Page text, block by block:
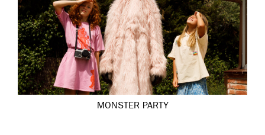
MONSTER PARTY